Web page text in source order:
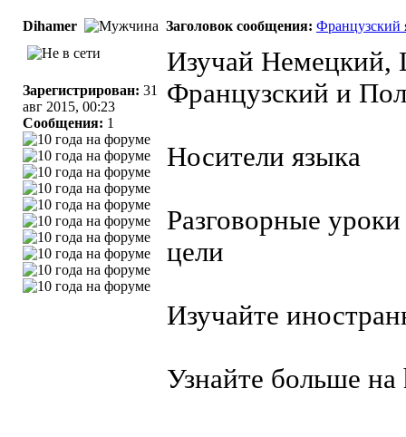
Dihamer Заголовок сообщения: Французский
Зарегистрирован: 31
авг 2015, 00:23
Сообщения: 1
Изучай
Французский и
Носители языка
Разговорные
цели
Изучайте
Узнайте больше на